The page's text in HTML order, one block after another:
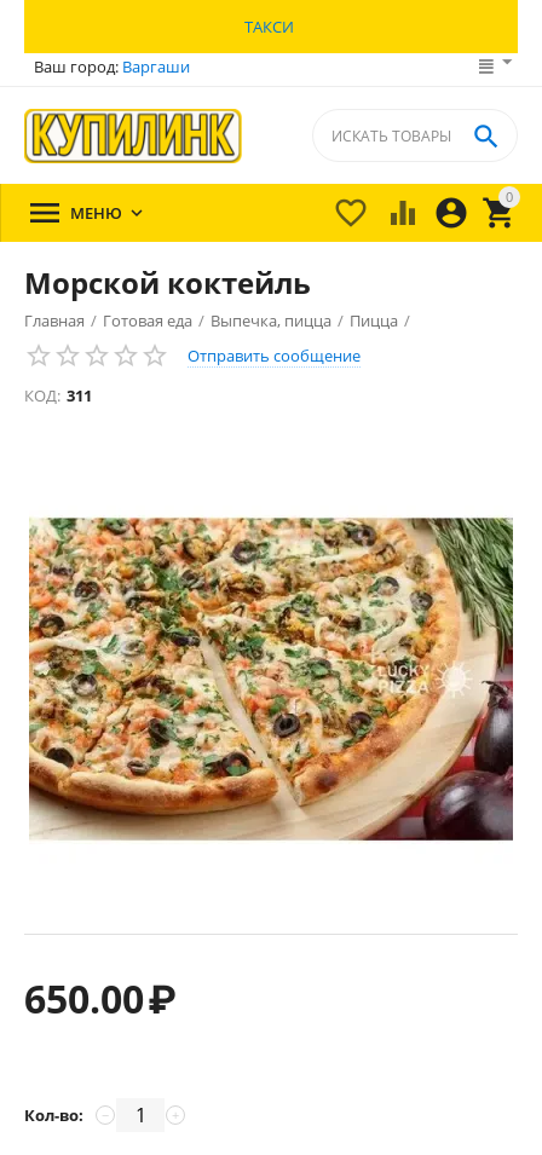
ТАКСИ
Ваш город: Варгаши
0


 

 МЕНЮ 
Морской коктейль
Главная / Готовая еда / Выпечка, пицца / Пицца /
Отправить сообщение
КОД: 311
650.00₽
Кол-во: +
−